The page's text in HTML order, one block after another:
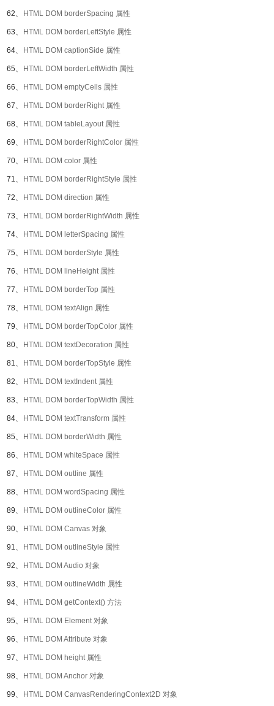
62、 HTML DOM borderSpacing 属性
63、 HTML DOM borderLeftStyle 属性
64、 HTML DOM captionSide 属性
65、 HTML DOM borderLeftWidth 属性
66、 HTML DOM emptyCells 属性
67、 HTML DOM borderRight 属性
68、 HTML DOM tableLayout 属性
69、 HTML DOM borderRightColor 属性
70、 HTML DOM color 属性
71、 HTML DOM borderRightStyle 属性
72、 HTML DOM direction 属性
73、 HTML DOM borderRightWidth 属性
74、 HTML DOM letterSpacing 属性
75、 HTML DOM borderStyle 属性
76、 HTML DOM lineHeight 属性
77、 HTML DOM borderTop 属性
78、 HTML DOM textAlign 属性
79、 HTML DOM borderTopColor 属性
80、 HTML DOM textDecoration 属性
81、 HTML DOM borderTopStyle 属性
82、 HTML DOM textIndent 属性
83、 HTML DOM borderTopWidth 属性
84、 HTML DOM textTransform 属性
85、 HTML DOM borderWidth 属性
86、 HTML DOM whiteSpace 属性
87、 HTML DOM outline 属性
88、 HTML DOM wordSpacing 属性
89、 HTML DOM outlineColor 属性
90、 HTML DOM Canvas 对象
91、 HTML DOM outlineStyle 属性
92、 HTML DOM Audio 对象
93、 HTML DOM outlineWidth 属性
94、 HTML DOM getContext() 方法
95、 HTML DOM Element 对象
96、 HTML DOM Attribute 对象
97、 HTML DOM height 属性
98、 HTML DOM Anchor 对象
99、 HTML DOM CanvasRenderingContext2D 对象